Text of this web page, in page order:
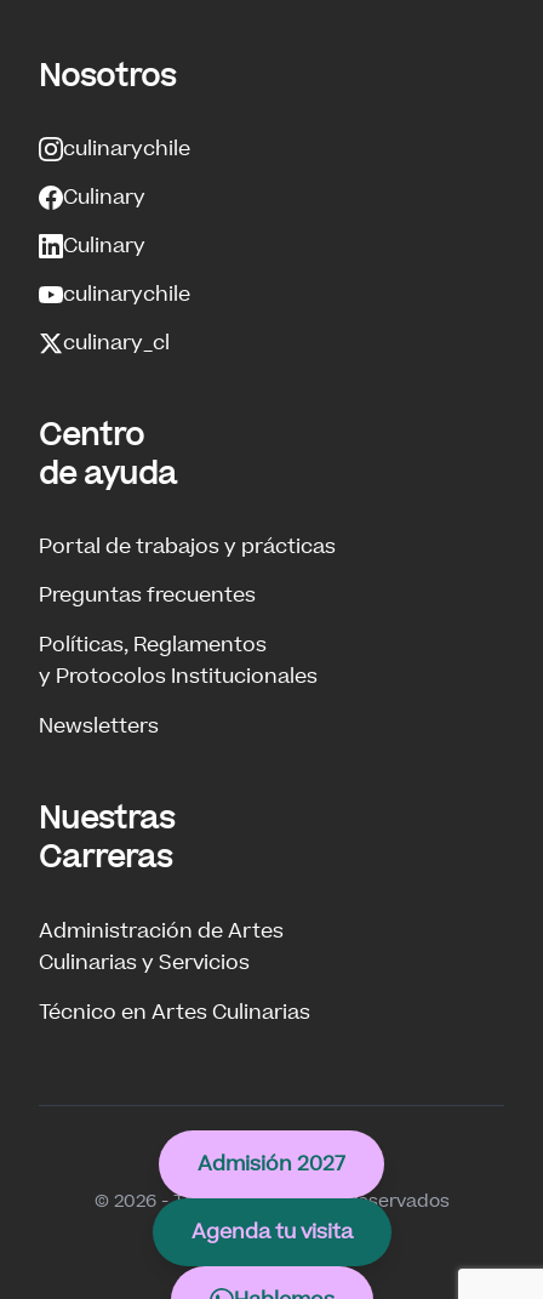
Nosotros
culinarychile
Culinary
Culinary
culinarychile
culinary_cl
Centro
de ayuda
Portal de trabajos y prácticas
Preguntas frecuentes
Políticas, Reglamentos
y Protocolos Institucionales
Newsletters
Nuestras
Carreras
Administración de Artes
Culinarias y Servicios
Técnico en Artes Culinarias
Culinary
© 2026 - Todos los derechos reservados
Admisión 2027
Agenda tu visita